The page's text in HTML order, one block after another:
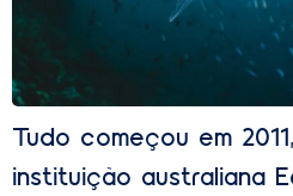
Tudo começou em
instituição australiana